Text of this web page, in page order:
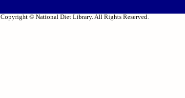
Copyright © National Diet Library. All Rights Reserved.